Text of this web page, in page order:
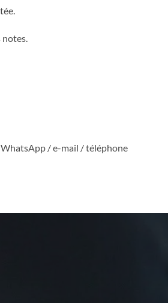
notes.
/ e-mail / téléphone